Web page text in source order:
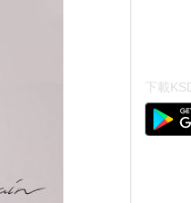
下載